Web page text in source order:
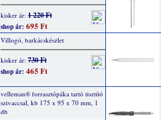
kisker ár: 1 220 Ft
shop ár: 695 Ft
Villogó, barkácskészlet
kisker ár: 730 Ft
shop ár: 465 Ft
velleman® forrasztópáka tartó tisztító
szivaccsal, kb 175 x 95 x 70 mm, 1
db